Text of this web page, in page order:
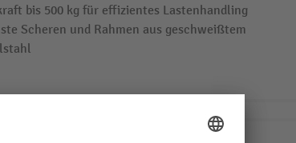
bis 500 kg für effizientes Lastenhandling
Scheren und Rahmen aus geschweißtem